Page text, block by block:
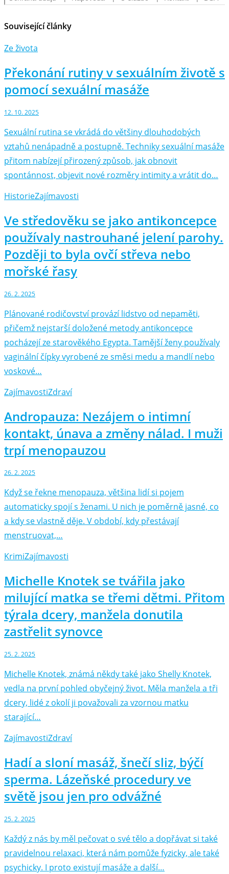
Související články
Ze života
Překonání rutiny v sexuálním životě s
pomocí sexuální masáže
12. 10. 2025
Sexuální rutina se vkrádá do většiny dlouhodobých
vztahů nenápadně a postupně. Techniky sexuální masáže
přitom nabízejí přirozený způsob, jak obnovit
spontánnost, objevit nové rozměry intimity a vrátit do…
HistorieZajímavosti
Ve středověku se jako antikoncepce
používaly nastrouhané jelení parohy.
Později to byla ovčí střeva nebo
mořské řasy
26. 2. 2025
Plánované rodičovství provází lidstvo od nepaměti,
přičemž nejstarší doložené metody antikoncepce
pocházejí ze starověkého Egypta. Tamější ženy používaly
vaginální čípky vyrobené ze směsi medu a mandlí nebo
voskové…
ZajímavostiZdraví
Andropauza: Nezájem o intimní
kontakt, únava a změny nálad. I muži
trpí menopauzou
26. 2. 2025
Když se řekne menopauza, většina lidí si pojem
automaticky spojí s ženami. U nich je poměrně jasné, co
a kdy se vlastně děje. V období, kdy přestávají
menstruovat,…
KrimiZajímavosti
Michelle Knotek se tvářila jako
milující matka se třemi dětmi. Přitom
týrala dcery, manžela donutila
zastřelit synovce
25. 2. 2025
Michelle Knotek, známá někdy také jako Shelly Knotek,
vedla na první pohled obyčejný život. Měla manžela a tři
dcery, lidé z okolí ji považovali za vzornou matku
starající…
ZajímavostiZdraví
Hadí a sloní masáž, šnečí sliz, býčí
sperma. Lázeňské procedury ve
světě jsou jen pro odvážné
25. 2. 2025
Každý z nás by měl pečovat o své tělo a dopřávat si také
pravidelnou relaxaci, která nám pomůže fyzicky, ale také
psychicky. I proto existují masáže a další…